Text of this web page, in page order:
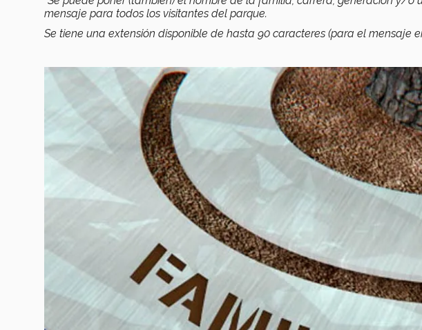
mensaje para todos los visitantes del parque.
Se tiene una extensión disponible de hasta 90 caracteres (para el mensaje